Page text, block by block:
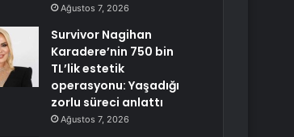
Ağustos 7, 2026
Survivor Nagihan
Karadere’nin 750 bin
TL’lik estetik
operasyonu: Yaşadığı
zorlu süreci anlattı
Ağustos 7, 2026